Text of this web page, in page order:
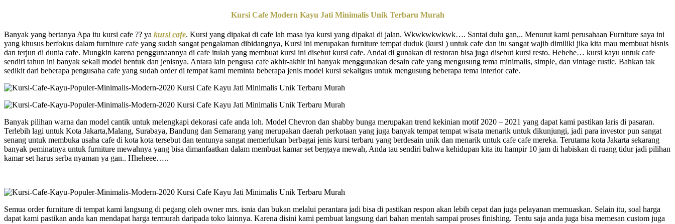
Kursi Cafe Modern Kayu Jati Minimalis Unik Terbaru Murah
Banyak yang bertanya Apa itu kursi cafe ?? ya kursi cafe. Kursi yang dipakai di cafe lah masa iya kursi yang dipakai di jalan. Wkwkwkwkwk…. Santai dulu gan,.. Menurut kami perusahaan Furniture saya ini
yang khusus berfokus dalam furniture cafe yang sudah sangat pengalaman dibidangnya, Kursi ini merupakan furniture tempat duduk (kursi ) untuk cafe dan itu sangat wajib dimiliki jika kita mau membuat bisnis
dan terjun di dunia cafe. Mungkin karena penggunaannya di cafe itulah yang membuat kursi ini disebut kursi cafe. Andai di gunakan di restoran bisa juga disebut kursi resto. Hehehe… kursi kayu untuk cafe
sendiri tahun ini banyak sekali model bentuk dan jenisnya. Antara lain pengusa cafe akhir-akhir ini banyak menggunakan desain cafe yang mengusung tema minimalis, simple, dan vintage rustic. Bahkan tak
sedikit dari beberapa pengusaha cafe yang sudah order di tempat kami meminta beberapa jenis model kursi sekaligus untuk mengusung beberapa tema interior cafe.
Banyak pilihan warna dan model cantik untuk melengkapi dekorasi cafe anda loh. Model Chevron dan shabby bunga merupakan trend kekinian motif 2020 – 2021 yang dapat kami pastikan laris di pasaran.
Terlebih lagi untuk Kota Jakarta,Malang, Surabaya, Bandung dan Semarang yang merupakan daerah perkotaan yang juga banyak tempat tempat wisata menarik untuk dikunjungi, jadi para investor pun sangat
senang untuk membuka usaha cafe di kota kota tersebut dan tentunya sangat memerlukan berbagai jenis kursi terbaru yang berdesain unik dan menarik untuk cafe cafe mereka. Terutama kota Jakarta sekarang
banyak peminatnya untuk furniture mewahnya yang bisa dimanfaatkan dalam membuat kamar set bergaya mewah, Anda tau sendiri bahwa kehidupan kita itu hampir 10 jam di habiskan di ruang tidur jadi pilihan
kamar set harus serba nyaman ya gan.. Hheheee…..
Semua order furniture di tempat kami langsung di pegang oleh owner mrs. isnia dan bukan melalui perantara jadi bisa di pastikan respon akan lebih cepat dan juga pelayanan memuaskan. Selain itu, soal harga
dapat kami pastikan anda kan mendapat harga termurah daripada toko lainnya. Karena disini kami pembuat langsung dari bahan mentah sampai proses finishing. Tentu saja anda juga bisa memesan custom juga